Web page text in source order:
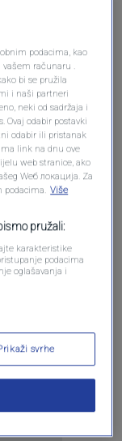
podacima, kao
računaru .
bi se pružila
i naši partneri
neki od sadržaja i
Ovaj odabir postavki
odabir ili pristanak
link na dnu ove
web stranice, ako
Wеб локација. Za
podacima. Više
pružali:
karakteristike
podacima
oglašavanja i
svrhe